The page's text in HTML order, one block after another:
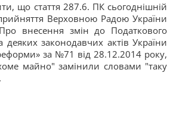
що стаття 287.6. ПК сьогоднішній
Верховною Радою України
внесення змін до Податкового
деяких законодавчих актів України
за №71 від 28.12.2014 року,
майно" замінили словами "таку